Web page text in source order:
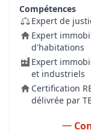
Compétences
Expert de
Expert
d'habitations
Expert
et industriels
Certification
délivrée par